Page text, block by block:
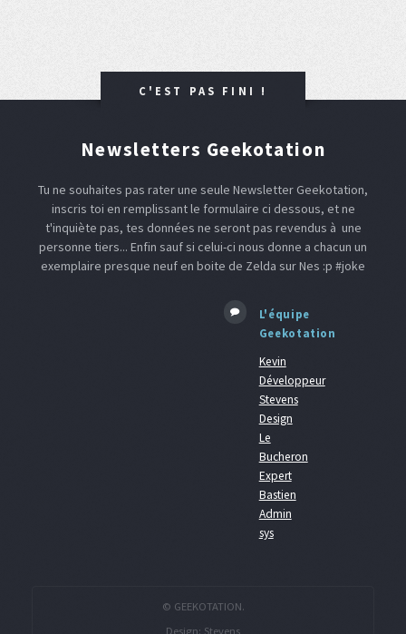
C'EST PAS FINI !
Newsletters Geekotation
Tu ne souhaites pas rater une seule Newsletter Geekotation,
inscris toi en remplissant le formulaire ci dessous, et ne
t'inquiète pas, tes données ne seront pas revendus à une
personne tiers... Enfin sauf si celui-ci nous donne a chacun un
exemplaire presque neuf en boite de Zelda sur Nes :p #joke
L'équipe
Geekotation
Kevin
Développeur
Stevens
Design
Le
Bucheron
Expert
Bastien
Admin
sys
© GEEKOTATION.
Design: Stevens